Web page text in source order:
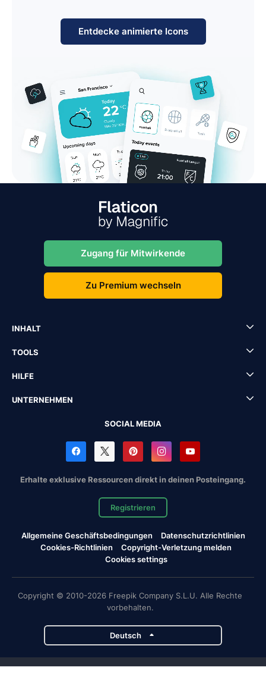
Entdecke animierte Icons
Zugang für Mitwirkende
Zu Premium wechseln
INHALT
TOOLS
HILFE
UNTERNEHMEN
SOCIAL MEDIA
Erhalte exklusive Ressourcen direkt in deinen Posteingang.
Registrieren
Allgemeine Geschäftsbedingungen
Datenschutzrichtlinien
Cookies-Richtlinien
Copyright-Verletzung melden
Cookies settings
Copyright © 2010-2026 Freepik Company S.L.U. Alle Rechte
vorbehalten.
Deutsch